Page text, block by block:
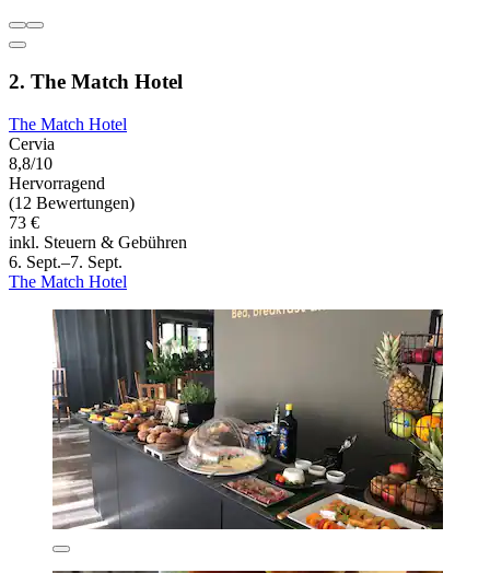
2. The Match Hotel
The Match Hotel
Cervia
8,8/10
Hervorragend
(12 Bewertungen)
73 €
inkl. Steuern & Gebühren
6. Sept.–7. Sept.
The Match Hotel